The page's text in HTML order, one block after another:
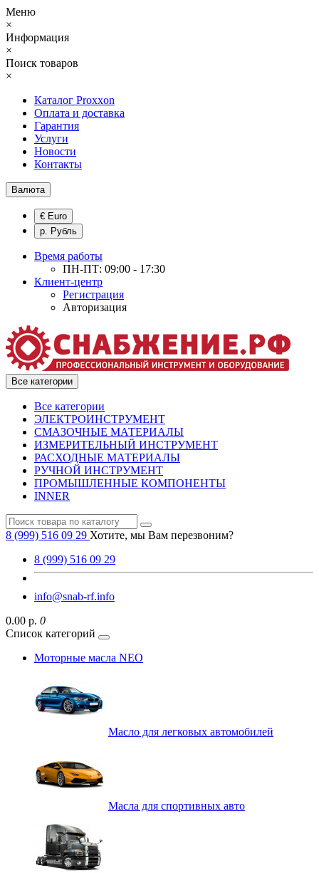
Меню
×
Информация
×
Поиск товаров
×
Каталог Proxxon
Оплата и доставка
Гарантия
Услуги
Новости
Контакты
Валюта
€ Euro
р. Рубль
Время работы
ПН-ПТ: 09:00 - 17:30
Клиент-центр
Регистрация
Авторизация
Все категории
Все категории
ЭЛЕКТРОИНСТРУМЕНТ
СМАЗОЧНЫЕ МАТЕРИАЛЫ
ИЗМЕРИТЕЛЬНЫЙ ИНСТРУМЕНТ
РАСХОДНЫЕ МАТЕРИАЛЫ
РУЧНОЙ ИНСТРУМЕНТ
ПРОМЫШЛЕННЫЕ КОМПОНЕНТЫ
INNER
8 (999) 516 09 29 Хотите, мы Вам перезвоним?
8 (999) 516 09 29
info@snab-rf.info
0.00 р. 0
Список категорий
Моторные масла NEO
Масло для легковых автомобилей
Масла для спортивных авто